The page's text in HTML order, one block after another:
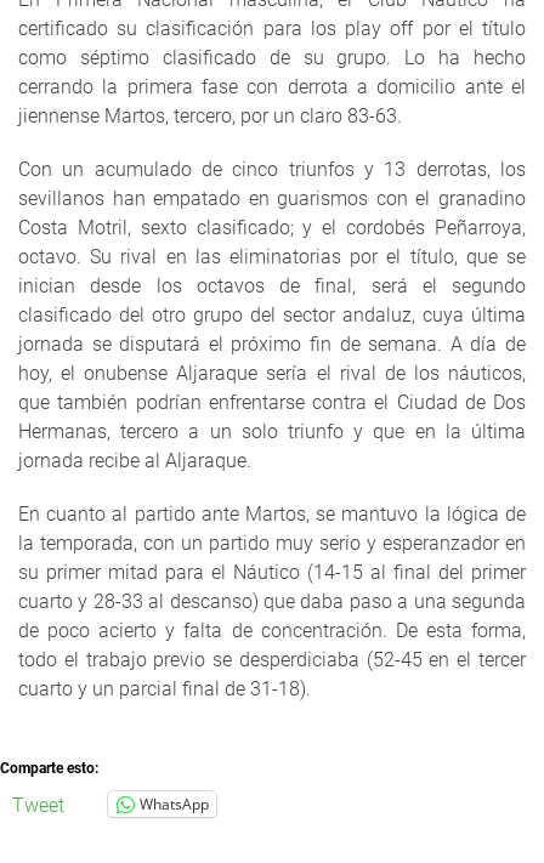
certificado su clasificación para los play off por el título
como séptimo clasificado de su grupo. Lo ha hecho
cerrando la primera fase con derrota a domicilio ante el
jiennense Martos, tercero, por un claro 83-63.
Con un acumulado de cinco triunfos y 13 derrotas, los
sevillanos han empatado en guarismos con el granadino
Costa Motril, sexto clasificado; y el cordobés Peñarroya,
octavo. Su rival en las eliminatorias por el título, que se
inician desde los octavos de final, será el segundo
clasificado del otro grupo del sector andaluz, cuya última
jornada se disputará el próximo fin de semana. A día de
hoy, el onubense Aljaraque sería el rival de los náuticos,
que también podrían enfrentarse contra el Ciudad de Dos
Hermanas, tercero a un solo triunfo y que en la última
jornada recibe al Aljaraque.
En cuanto al partido ante Martos, se mantuvo la lógica de
la temporada, con un partido muy serio y esperanzador en
su primer mitad para el Náutico (14-15 al final del primer
cuarto y 28-33 al descanso) que daba paso a una segunda
de poco acierto y falta de concentración. De esta forma,
todo el trabajo previo se desperdiciaba (52-45 en el tercer
cuarto y un parcial final de 31-18).
Comparte esto:
Tweet WhatsApp